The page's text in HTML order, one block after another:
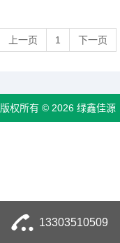
上一页 1 下一页
版权所有 © 2026 绿鑫佳源
13303510509